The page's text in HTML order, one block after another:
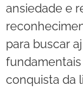
ansiedade e
para buscar
conquista da